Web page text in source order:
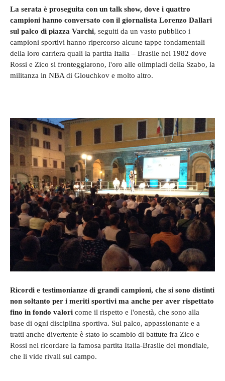
La serata è proseguita con un talk show, dove i quattro
campioni hanno conversato con il giornalista Lorenzo Dallari
sul palco di piazza Varchi, seguiti da un vasto pubblico i
campioni sportivi hanno ripercorso alcune tappe fondamentali
della loro carriera quali la partita Italia – Brasile nel 1982 dove
Rossi e Zico si fronteggiarono, l'oro alle olimpiadi della Szabo, la
militanza in NBA di Glouchkov e molto altro.
Ricordi e testimonianze di grandi campioni, che si sono distinti
non soltanto per i meriti sportivi ma anche per aver rispettato
fino in fondo valori come il rispetto e l'onestà, che sono alla
base di ogni disciplina sportiva. Sul palco, appassionante e a
tratti anche divertente è stato lo scambio di battute fra Zico e
Rossi nel ricordare la famosa partita Italia-Brasile del mondiale,
che li vide rivali sul campo.